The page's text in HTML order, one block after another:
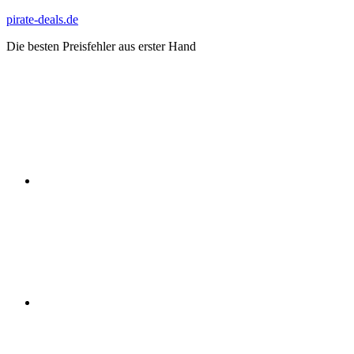
Zum
springen
pirate-deals.de
Die besten Preisfehler aus erster Hand